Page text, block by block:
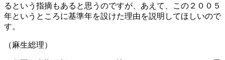
るという指摘もあると思うのですが、あえて、この２００５
年というところに基準年を設けた理由を説明してほしいので
す。
（麻生総理）